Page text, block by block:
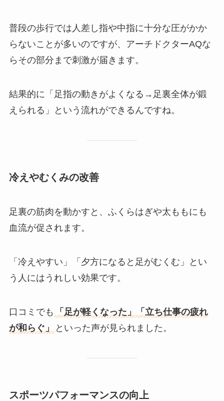
普段の歩行では人差し指や中指に十分な圧がかか
らないことが多いのですが、アーチドクターAQな
らその部分まで刺激が届きます。
結果的に「足指の動きがよくなる→足裏全体が鍛
えられる」という流れができるんですね。
冷えやむくみの改善
足裏の筋肉を動かすと、ふくらはぎや太ももにも
血流が促されます。
「冷えやすい」「夕方になると足がむくむ」とい
う人にはうれしい効果です。
口コミでも
「足が軽くなった」「立ち仕事の疲れ
が和らぐ」
といった声が見られました。
スポーツパフォーマンスの向上